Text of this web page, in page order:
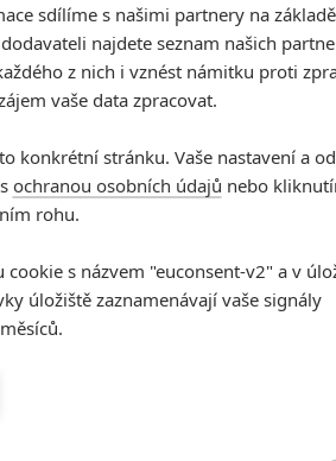
4
thrilleru z dílny Jamese
inteligencí.
střelby aneb
v akci
3
Marvel
拆彈專
1
Děti
akční
1
Velké
sdílíme s našimi partnery na základě
najdete seznam našich
z nich i vznést námitku proti
vaše data zpracovat.
konkrétní stránku. Vaše nastavení a
ochranou osobních údajů nebo
rohu.
s názvem "euconsent-v2" a v
úložiště zaznamenávají vaše signály